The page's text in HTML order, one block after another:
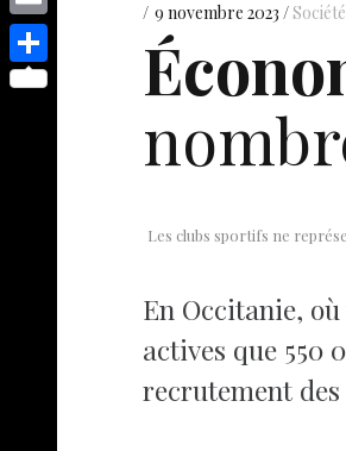
9 novembre 2023 Société
Les clubs sportifs ne
En Occitanie,
actives que 550
recrutement des
p
e
s
d
I
e
n
y
p
e
o
p
E
m
S